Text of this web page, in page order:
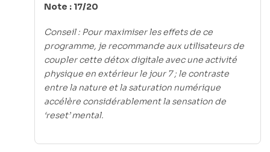
Note : 17/20
Conseil : Pour maximiser les effets de ce
programme, je recommande aux utilisateurs de
coupler cette détox digitale avec une activité
physique en extérieur le jour 7 ; le contraste
entre la nature et la saturation numérique
accélère considérablement la sensation de
‘reset’ mental.